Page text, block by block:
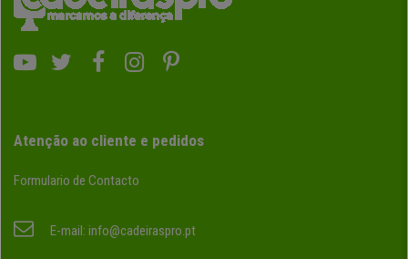
Atenção ao cliente e pedidos
Formulario de Contacto
E-mail: info@cadeiraspro.pt